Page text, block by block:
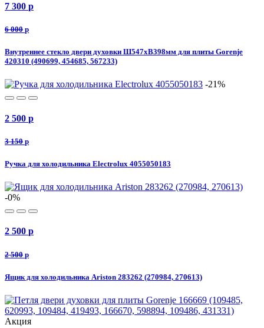
7 300 p
6 000 p
Внутреннее стекло двери духовки Ш547хВ398мм для плиты Gorenje
420310 (490699, 454685, 567233)
-21%
2 500 p
3 150 p
Ручка для холодильника Electrolux 4055050183
-0%
2 500 p
2 500 p
Ящик для холодильника Ariston 283262 (270984, 270613)
Акция